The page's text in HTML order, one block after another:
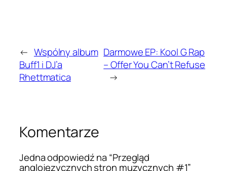
← Wspólny album
Buff1 i DJ’a
Rhettmatica
Darmowe EP: Kool G Rap
– Offer You Can’t Refuse
→
Komentarze
Jedna odpowiedź na “Przegląd
anglojęzycznych stron muzycznych #1”